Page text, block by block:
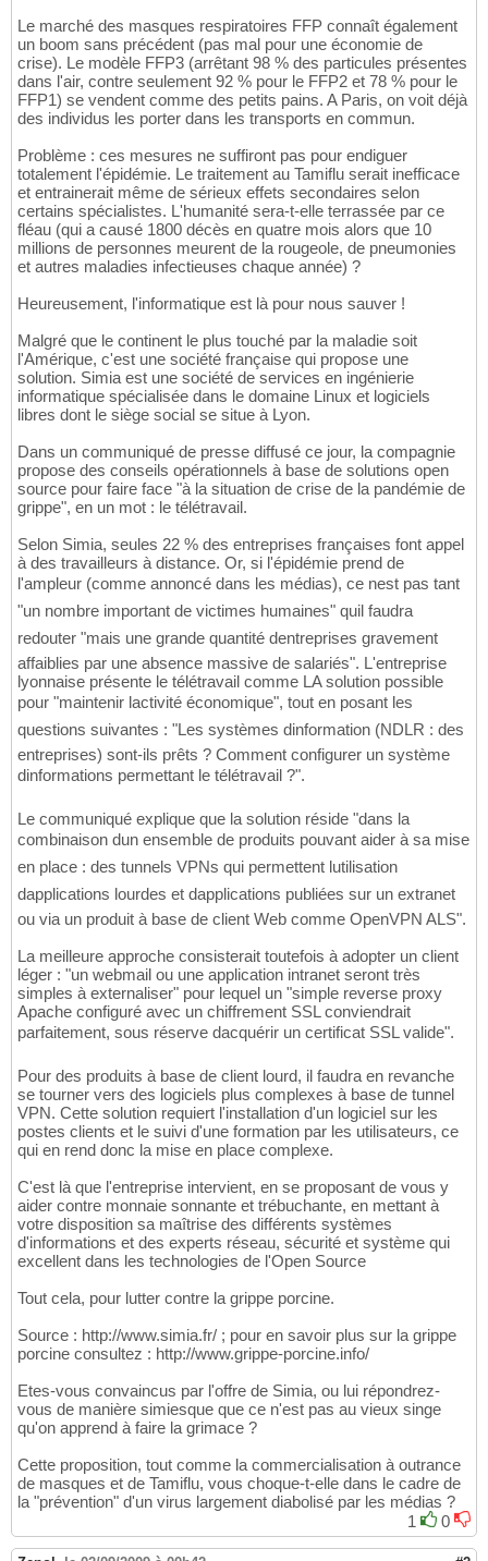
Le marché des masques respiratoires FFP connaît également
un boom sans précédent (pas mal pour une économie de
crise). Le modèle FFP3 (arrêtant 98 % des particules présentes
dans l'air, contre seulement 92 % pour le FFP2 et 78 % pour le
FFP1) se vendent comme des petits pains. A Paris, on voit déjà
des individus les porter dans les transports en commun.
Problème : ces mesures ne suffiront pas pour endiguer
totalement l'épidémie. Le traitement au Tamiflu serait inefficace
et entrainerait même de sérieux effets secondaires selon
certains spécialistes. L'humanité sera-t-elle terrassée par ce
fléau (qui a causé 1800 décès en quatre mois alors que 10
millions de personnes meurent de la rougeole, de pneumonies
et autres maladies infectieuses chaque année) ?
Heureusement, l'informatique est là pour nous sauver !
Malgré que le continent le plus touché par la maladie soit
l'Amérique, c'est une société française qui propose une
solution. Simia est une société de services en ingénierie
informatique spécialisée dans le domaine Linux et logiciels
libres dont le siège social se situe à Lyon.
Dans un communiqué de presse diffusé ce jour, la compagnie
propose des conseils opérationnels à base de solutions open
source pour faire face "à la situation de crise de la pandémie de
grippe", en un mot : le télétravail.
Selon Simia, seules 22 % des entreprises françaises font appel
à des travailleurs à distance. Or, si l'épidémie prend de
l'ampleur (comme annoncé dans les médias), ce nest pas tant
"un nombre important de victimes humaines" quil faudra
redouter "mais une grande quantité dentreprises gravement
affaiblies par une absence massive de salariés". L'entreprise
lyonnaise présente le télétravail comme LA solution possible
pour "maintenir lactivité économique", tout en posant les
questions suivantes : "Les systèmes dinformation (NDLR : des
entreprises) sont-ils prêts ? Comment configurer un système
dinformations permettant le télétravail ?".
Le communiqué explique que la solution réside "dans la
combinaison dun ensemble de produits pouvant aider à sa mise
en place : des tunnels VPNs qui permettent lutilisation
dapplications lourdes et dapplications publiées sur un extranet
ou via un produit à base de client Web comme OpenVPN ALS".
La meilleure approche consisterait toutefois à adopter un client
léger : "un webmail ou une application intranet seront très
simples à externaliser" pour lequel un "simple reverse proxy
Apache configuré avec un chiffrement SSL conviendrait
parfaitement, sous réserve dacquérir un certificat SSL valide".
Pour des produits à base de client lourd, il faudra en revanche
se tourner vers des logiciels plus complexes à base de tunnel
VPN. Cette solution requiert l'installation d'un logiciel sur les
postes clients et le suivi d'une formation par les utilisateurs, ce
qui en rend donc la mise en place complexe.
C'est là que l'entreprise intervient, en se proposant de vous y
aider contre monnaie sonnante et trébuchante, en mettant à
votre disposition sa maîtrise des différents systèmes
d'informations et des experts réseau, sécurité et système qui
excellent dans les technologies de l'Open Source
Tout cela, pour lutter contre la grippe porcine.
Source : http://www.simia.fr/ ; pour en savoir plus sur la grippe
porcine consultez : http://www.grippe-porcine.info/
Etes-vous convaincus par l'offre de Simia, ou lui répondrez-
vous de manière simiesque que ce n'est pas au vieux singe
qu'on apprend à faire la grimace ?
Cette proposition, tout comme la commercialisation à outrance
de masques et de Tamiflu, vous choque-t-elle dans le cadre de
la "prévention" d'un virus largement diabolisé par les médias ?
1
0